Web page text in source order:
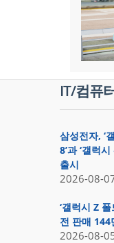
IT/컴퓨
삼성전자, ‘
8’과 ‘갤럭
출시
2026-08-
‘갤럭시 Z
전 판매 144
2026-08-